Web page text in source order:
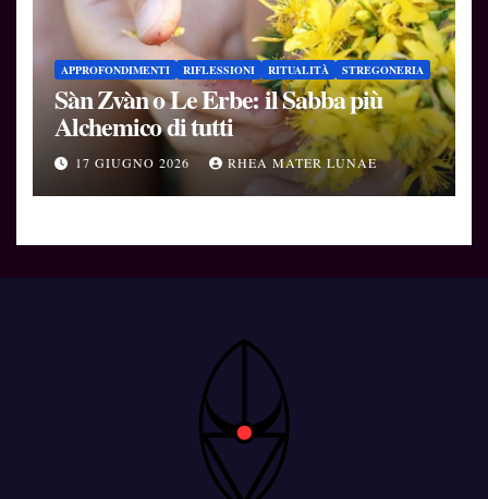
APPROFONDIMENTI RIFLESSIONI RITUALITÀ STREGONERIA
Sàn Zvàn o Le Erbe: il Sabba più
Alchemico di tutti
17 GIUGNO 2026 RHEA MATER LUNAE